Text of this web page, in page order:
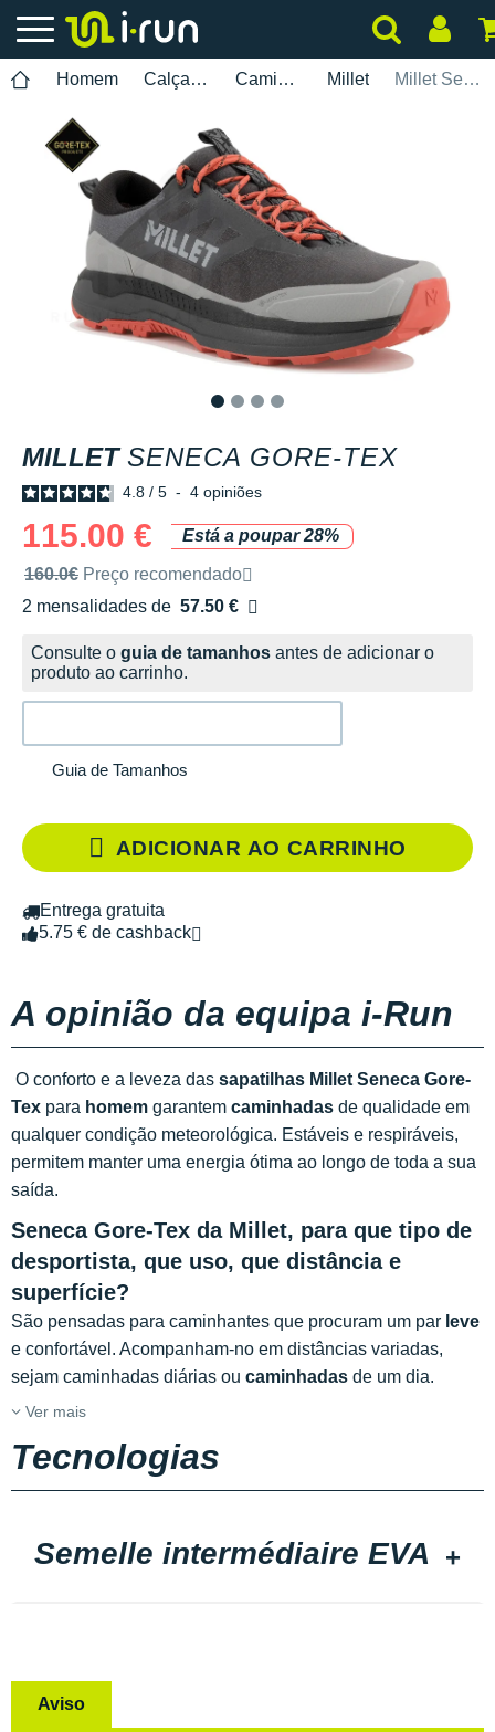
Homem Calçados Caminhada Millet Millet Seneca Gore-Tex
MILLET SENECA GORE-TEX
4.8 / 5 - 4 opiniões
115.00 €
Está a poupar 28%
Preço de venda recomendado pela marca
160.0€ Preço recomendado
2 mensalidades de 57.50 €
sem custos
Consulte o guia de tamanhos antes de adicionar o
produto ao carrinho.
Guia de Tamanhos
ADICIONAR AO CARRINHO
Entrega gratuita
5.75 € de cashback
A opinião da equipa i-Run
O conforto e a leveza das sapatilhas Millet Seneca Gore-
Tex para homem garantem caminhadas de qualidade em
qualquer condição meteorológica. Estáveis e respiráveis,
permitem manter uma energia ótima ao longo de toda a sua
saída.
Seneca Gore-Tex da Millet, para que tipo de
desportista, que uso, que distância e
superfície?
São pensadas para caminhantes que procuram um par leve
e confortável. Acompanham-no em distâncias variadas,
sejam caminhadas diárias ou caminhadas de um dia.
Ver mais
Tecnologias
Semelle intermédiaire EVA
Aviso